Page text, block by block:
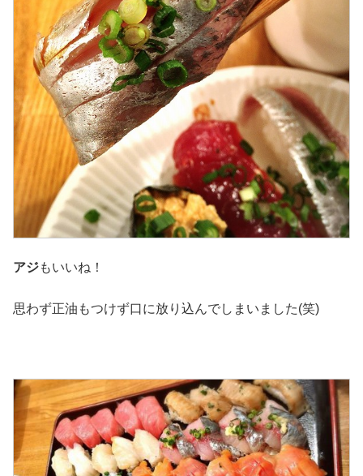
アジもいいね！
思わず正油もつけず口に放り込んでしまいました(笑)